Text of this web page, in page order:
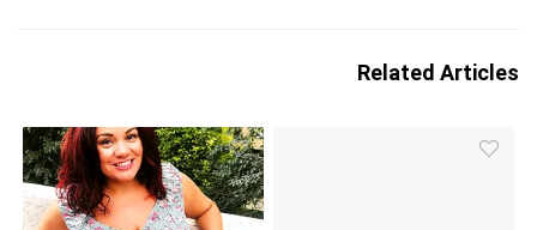
Related Articles